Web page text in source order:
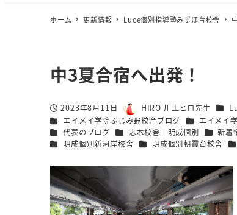
ホーム 更新情報 Luce個別指導塾みずほ台校舎
中3夏合宿へ出発！
投稿日2023年8月11日
著
者
HIRO 川上ヒロ先生 カテ
カテゴリー
エイメイ学院ふじみ野校舎ブログ カテゴリー
エイメイ
カテゴリー
代表のブログ カテゴリー
志木校舎｜明成個別 カテゴ
新着
カテゴリー
明成個別新河岸校舎 カテゴリー
明成個別朝霞台校舎